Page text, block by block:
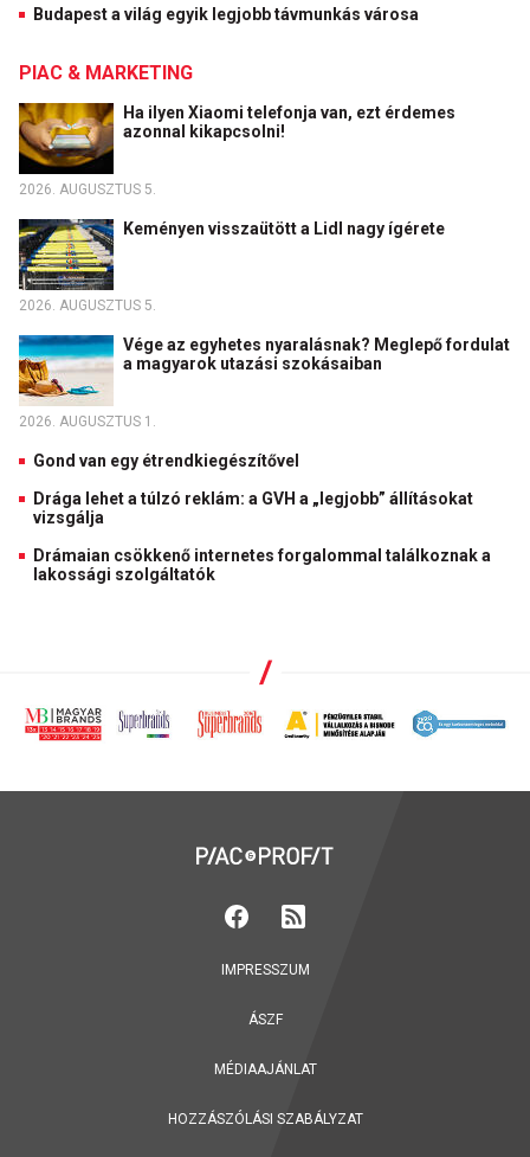
Budapest a világ egyik legjobb távmunkás városa
PIAC & MARKETING
Ha ilyen Xiaomi telefonja van, ezt érdemes
azonnal kikapcsolni!
2026. AUGUSZTUS 5.
Keményen visszaütött a Lidl nagy ígérete
2026. AUGUSZTUS 5.
Vége az egyhetes nyaralásnak? Meglepő fordulat
a magyarok utazási szokásaiban
2026. AUGUSZTUS 1.
Gond van egy étrendkiegészítővel
Drága lehet a túlzó reklám: a GVH a „legjobb” állításokat
vizsgálja
Drámaian csökkenő internetes forgalommal találkoznak a
lakossági szolgáltatók
IMPRESSZUM
ÁSZF
MÉDIAAJÁNLAT
HOZZÁSZÓLÁSI SZABÁLYZAT